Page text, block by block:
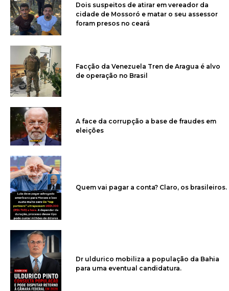
Dois suspeitos de atirar em vereador da
cidade de Mossoró e matar o seu assessor
foram presos no ceará
Facção da Venezuela Tren de Aragua é alvo
de operação no Brasil
A face da corrupção a base de fraudes em
eleições
Quem vai pagar a conta? Claro, os brasileiros.
Dr uldurico mobiliza a população da Bahia
para uma eventual candidatura.